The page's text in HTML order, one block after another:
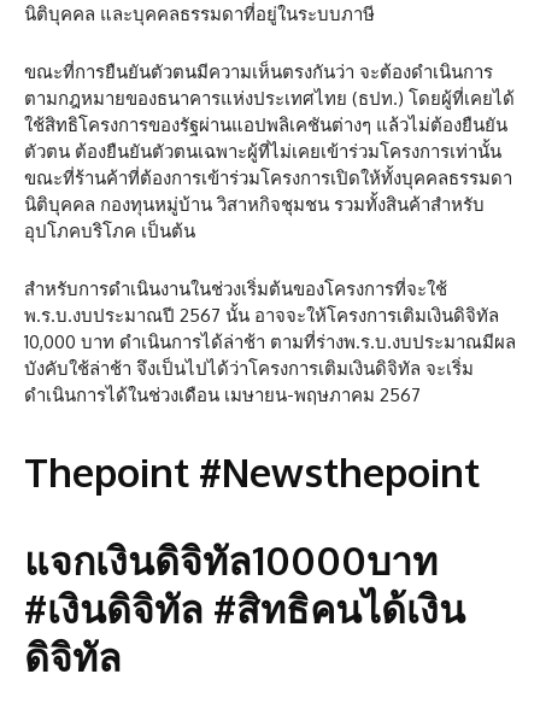
นิติบุคคล และบุคคลธรรมดาที่อยู่ในระบบภาษี
ขณะที่การยืนยันตัวตนมีความเห็นตรงกันว่า จะต้องดำเนินการ
ตามกฎหมายของธนาคารแห่งประเทศไทย (ธปท.) โดยผู้ที่เคยได้
ใช้สิทธิโครงการของรัฐผ่านแอปพลิเคชันต่างๆ แล้วไม่ต้องยืนยัน
ตัวตน ต้องยืนยันตัวตนเฉพาะผู้ที่ไม่เคยเข้าร่วมโครงการเท่านั้น
ขณะที่ร้านค้าที่ต้องการเข้าร่วมโครงการเปิดให้ทั้งบุคคลธรรมดา
นิติบุคคล กองทุนหมู่บ้าน วิสาหกิจชุมชน รวมทั้งสินค้าสำหรับ
อุปโภคบริโภค เป็นต้น
สำหรับการดำเนินงานในช่วงเริ่มต้นของโครงการที่จะใช้
พ.ร.บ.งบประมาณปี 2567 นั้น อาจจะให้โครงการเติมเงินดิจิทัล
10,000 บาท ดำเนินการได้ล่าช้า ตามที่ร่างพ.ร.บ.งบประมาณมีผล
บังคับใช้ล่าช้า จึงเป็นไปได้ว่าโครงการเติมเงินดิจิทัล จะเริ่ม
ดำเนินการได้ในช่วงเดือน เมษายน-พฤษภาคม 2567
Thepoint #Newsthepoint
แจกเงินดิจิทัล10000บาท
#เงินดิจิทัล #สิทธิคนได้เงิน
ดิจิทัล